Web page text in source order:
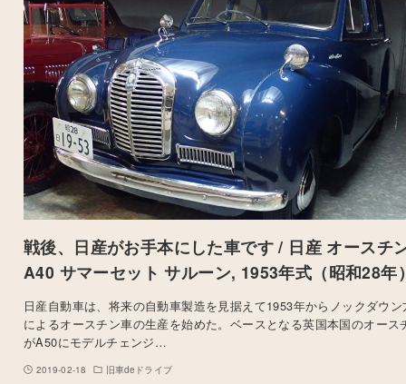
戦後、日産がお手本にした車です / 日産 オースチ
A40 サマーセット サルーン, 1953年式（昭和28年
日産自動車は、将来の自動車製造を見据えて1953年からノックダウン
によるオースチン車の生産を始めた。ベースとなる英国本国のオース
がA50にモデルチェンジ…
2019-02-18 旧車deドライブ